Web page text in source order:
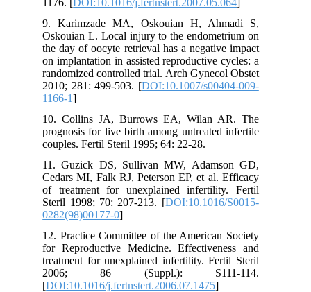
1176. [DOI:10.1016/j.fertnstert.2007.05.064
9. Karimzade MA, Oskouian H, Ahmadi S,
Oskouian L. Local injury to the endometrium on
the day of oocyte retrieval has a negative impact
on implantation in assisted reproductive cycles: a
randomized controlled trial. Arch Gynecol Obstet
2010; 281: 499-503. [DOI:10.1007/s00404-009-
1166-1
10. Collins JA, Burrows EA, Wilan AR. The
prognosis for live birth among untreated infertile
couples. Fertil Steril 1995; 64: 22-28.
11. Guzick DS, Sullivan MW, Adamson GD,
Cedars MI, Falk RJ, Peterson EP, et al. Efficacy
of treatment for unexplained infertility. Fertil
Steril 1998; 70: 207-213. [DOI:10.1016/S0015-
0282(98)00177-0
12. Practice Committee of the American Society
for Reproductive Medicine. Effectiveness and
treatment for unexplained infertility. Fertil Steril
2006; 86 (Suppl.): S111-114.
[DOI:10.1016/j.fertnstert.2006.07.1475